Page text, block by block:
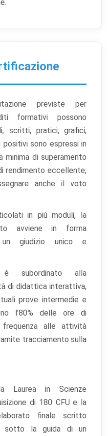
previste per
formativi possono
scritti, pratici, grafici,
sono espressi in
minima di superamento
rendimento eccellente,
anche il voto
in più moduli, la
avviene in forma
un giudizio unico e
è subordinato alla
di didattica interattiva,
prove intermedie e
l’80% delle ore di
alle attività
tracciamento sulla
Laurea in Scienze
di 180 CFU e la
finale scritto
sotto la guida di un
forma anonima o aggregata.
annunci pertinenti.
Accetta